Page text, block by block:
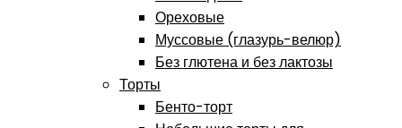
Ореховые
Муссовые (глазурь-велюр)
Без глютена и без лактозы
Торты
Бенто-торт